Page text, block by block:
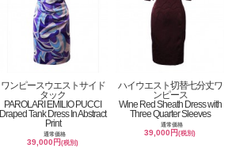
ワンピースウエストサイド
タック
PAROLARI EMILIO PUCCI
Draped Tank Dress In Abstract
Print
通常価格
39,000円(税別)
ハイウエスト切替七分丈ワ
ンピース
Wine Red Sheath Dress with
Three Quarter Sleeves
通常価格
39,000円(税別)